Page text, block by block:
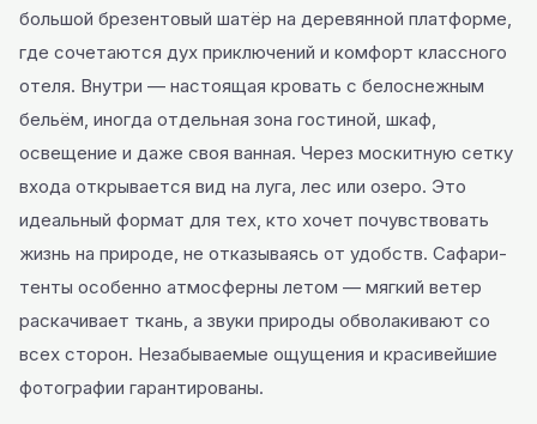
большой брезентовый шатёр на деревянной платформе,
где сочетаются дух приключений и комфорт классного
отеля. Внутри — настоящая кровать с белоснежным
бельём, иногда отдельная зона гостиной, шкаф,
освещение и даже своя ванная. Через москитную сетку
входа открывается вид на луга, лес или озеро. Это
идеальный формат для тех, кто хочет почувствовать
жизнь на природе, не отказываясь от удобств. Сафари-
тенты особенно атмосферны летом — мягкий ветер
раскачивает ткань, а звуки природы обволакивают со
всех сторон. Незабываемые ощущения и красивейшие
фотографии гарантированы.